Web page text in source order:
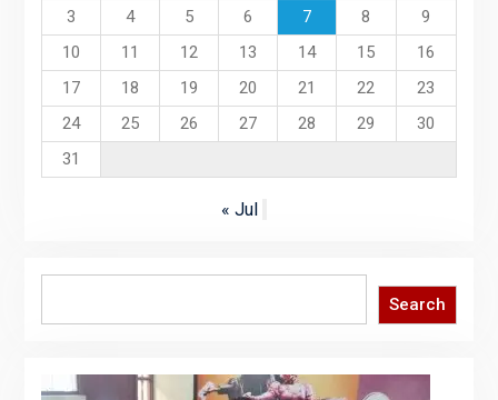
3
4 5 6 7 8
9
10
11 12 13 14 15
16
17
18 19 20 21 22
23
24
25 26 27 28 29
30
31
« Jul
Search